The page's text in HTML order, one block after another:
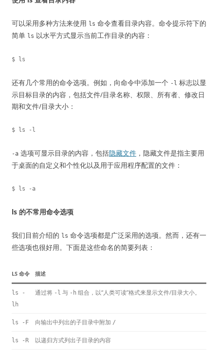
可以采用多种方法来使用 ls 命令查看目录内容。命令提示符下的
简单 ls 以水平方式显示当前工作目录的内容：
还有几个常用的命令选项。例如，向命令中添加一个 -l 标志以显
示目标目录的内容，包括文件/目录名称、权限、所有者、修改日
期和文件/目录大小：
-a 选项可显示目录的内容，包括隐藏文件 ，隐藏文件是指主要用
于桌面的自定义和个性化以及用于应用程序配置的文件：
ls 的不常用命令选项
我们目前介绍的 ls 命令选项都是广泛采用的选项。然而，还有一
些选项也很好用。下面是这些命名的简要列表：
LS 命令 描述
ls -
lh
通过将 -l 与 -h 组合，以“人类可读”格式来显示文件/目录大小。
ls -F 向输出中列出的子目录中附加 /
ls -R 以递归方式列出子目录的内容